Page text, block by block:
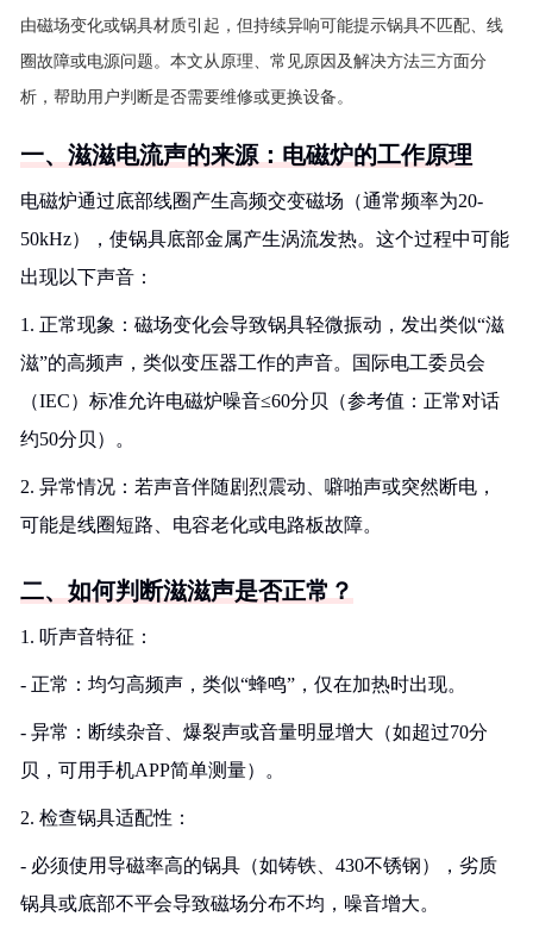
由磁场变化或锅具材质引起，但持续异响可能提示锅具不匹配、线
圈故障或电源问题。本文从原理、常见原因及解决方法三方面分
析，帮助用户判断是否需要维修或更换设备。
一、滋滋电流声的来源：电磁炉的工作原理
电磁炉通过底部线圈产生高频交变磁场（通常频率为20-
50kHz），使锅具底部金属产生涡流发热。这个过程中可能
出现以下声音：
1. 正常现象：磁场变化会导致锅具轻微振动，发出类似“滋
滋”的高频声，类似变压器工作的声音。国际电工委员会
（IEC）标准允许电磁炉噪音≤60分贝（参考值：正常对话
约50分贝）。
2. 异常情况：若声音伴随剧烈震动、噼啪声或突然断电，
可能是线圈短路、电容老化或电路板故障。
二、如何判断滋滋声是否正常？
1. 听声音特征：
- 正常：均匀高频声，类似“蜂鸣”，仅在加热时出现。
- 异常：断续杂音、爆裂声或音量明显增大（如超过70分
贝，可用手机APP简单测量）。
2. 检查锅具适配性：
- 必须使用导磁率高的锅具（如铸铁、430不锈钢），劣质
锅具或底部不平会导致磁场分布不均，噪音增大。